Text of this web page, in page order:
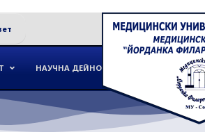
НАУЧНА ДЕЙНОСТ